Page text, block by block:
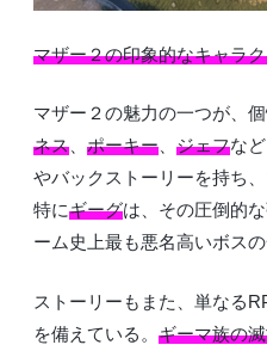
マザー２の印象的なキャラ
マザー２の魅力の一つが、
ネス
ポーキー ジェフな
やバックストーリーを持ち
特にギーグは、その圧倒的
ーム史上最も悪名高いボスの
ストーリーもまた、単なる
を備えている。 ギーマ族の